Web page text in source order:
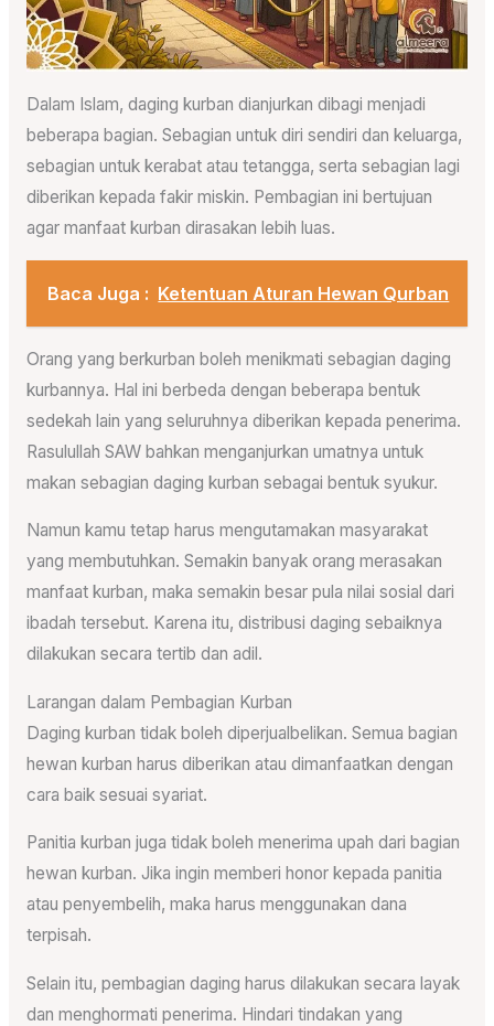
Dalam Islam, daging kurban dianjurkan dibagi menjadi
beberapa bagian. Sebagian untuk diri sendiri dan keluarga,
sebagian untuk kerabat atau tetangga, serta sebagian lagi
diberikan kepada fakir miskin. Pembagian ini bertujuan
agar manfaat kurban dirasakan lebih luas.
Baca Juga : Ketentuan Aturan Hewan Qurban
Orang yang berkurban boleh menikmati sebagian daging
kurbannya. Hal ini berbeda dengan beberapa bentuk
sedekah lain yang seluruhnya diberikan kepada penerima.
Rasulullah SAW bahkan menganjurkan umatnya untuk
makan sebagian daging kurban sebagai bentuk syukur.
Namun kamu tetap harus mengutamakan masyarakat
yang membutuhkan. Semakin banyak orang merasakan
manfaat kurban, maka semakin besar pula nilai sosial dari
ibadah tersebut. Karena itu, distribusi daging sebaiknya
dilakukan secara tertib dan adil.
Larangan dalam Pembagian Kurban
Daging kurban tidak boleh diperjualbelikan. Semua bagian
hewan kurban harus diberikan atau dimanfaatkan dengan
cara baik sesuai syariat.
Panitia kurban juga tidak boleh menerima upah dari bagian
hewan kurban. Jika ingin memberi honor kepada panitia
atau penyembelih, maka harus menggunakan dana
terpisah.
Selain itu, pembagian daging harus dilakukan secara layak
dan menghormati penerima. Hindari tindakan yang